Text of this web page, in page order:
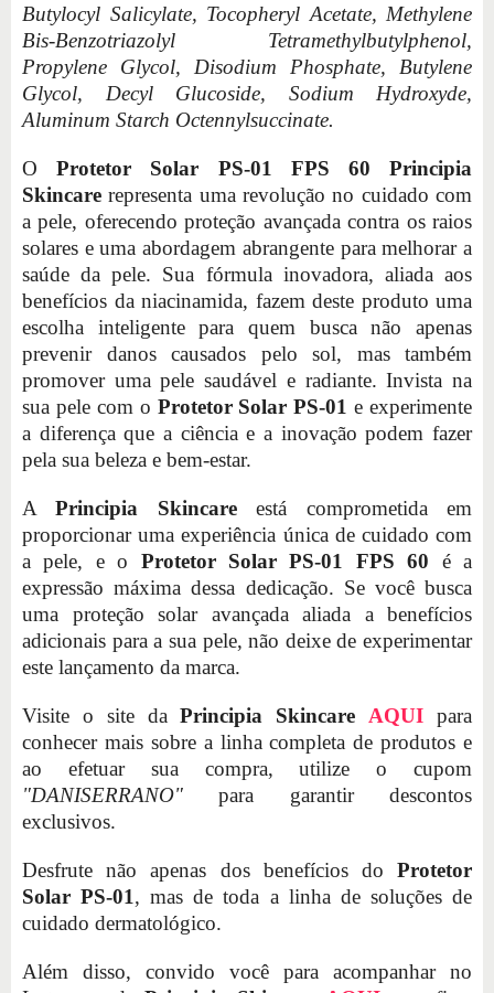
Butylocyl Salicylate, Tocopheryl Acetate, Methylene
Bis-Benzotriazolyl Tetramethylbutylphenol,
Propylene Glycol, Disodium Phosphate, Butylene
Glycol, Decyl Glucoside, Sodium Hydroxyde,
Aluminum Starch Octennylsuccinate.
OProtetor Solar PS-01 FPS 60 Principia
Skincare representa uma revolução no cuidado com
a pele, oferecendo proteção avançada contra os raios
solares e uma abordagem abrangente para melhorar a
saúde da pele. Sua fórmula inovadora, aliada aos
benefícios da niacinamida, fazem deste produto uma
escolha inteligente para quem busca não apenas
prevenir danos causados pelo sol, mas também
promover uma pele saudável e radiante. Invista na
sua pele com o Protetor Solar PS-01 e experimente
a diferença que a ciência e a inovação podem fazer
pela sua beleza e bem-estar.
APrincipia Skincareestá comprometida em
proporcionar uma experiência única de cuidado com
a pele, e o Protetor Solar PS-01 FPS 60 é a
expressão máxima dessa dedicação. Se você busca
uma proteção solar avançada aliada a benefícios
adicionais para a sua pele, não deixe de experimentar
este lançamento da marca.
Visite o site daPrincipia Skincare AQUI para
conhecer mais sobre a linha completa de produtos e
ao efetuar sua compra, utilize o cupom
"DANISERRANO" para garantir descontos
exclusivos.
Desfrute não apenas dos benefícios do Protetor
Solar PS-01, mas de toda a linha de soluções de
cuidado dermatológico.
Além disso, convido você para acompanhar no